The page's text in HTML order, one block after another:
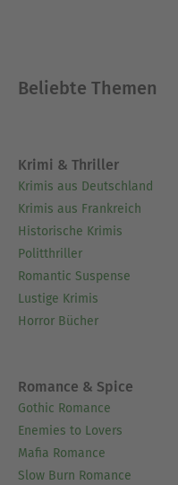
Beliebte Themen
Krimi & Thriller
Krimis aus Deutschland
Krimis aus Frankreich
Historische Krimis
Politthriller
Romantic Suspense
Lustige Krimis
Horror Bücher
Romance & Spice
Gothic Romance
Enemies to Lovers
Mafia Romance
Slow Burn Romance